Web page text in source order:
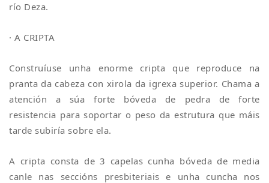
río Deza.
· A CRIPTA
Construíuse unha enorme cripta que reproduce na
pranta da cabeza con xirola da igrexa superior. Chama a
atención a súa forte bóveda de pedra de forte
resistencia para soportar o peso da estrutura que máis
tarde subiría sobre ela.
A cripta consta de 3 capelas cunha bóveda de media
canle nas seccións presbiteriais e unha cuncha nos